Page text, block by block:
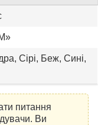
Сірі, Беж, Сині,
питання
Ви